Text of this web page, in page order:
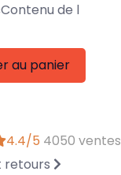
de l
au panier
4.4/5 4050 ventes
retours